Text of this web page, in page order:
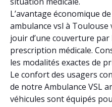
L’avantage économique
ambulance vsl à
jouir d’une couverture
prescription médicale.
les modalités exactes de
Le confort des usagers
de notre Ambulance VSL
véhicules sont équipés